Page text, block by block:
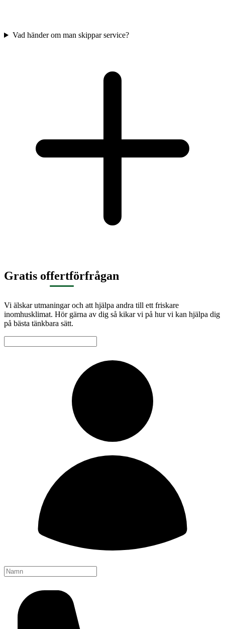
Vad händer om man skippar service?
Gratis offertförfrågan
Vi älskar utmaningar och att hjälpa andra till ett friskare
inomhusklimat. Hör gärna av dig så kikar vi på hur vi kan hjälpa dig
på bästa tänkbara sätt.